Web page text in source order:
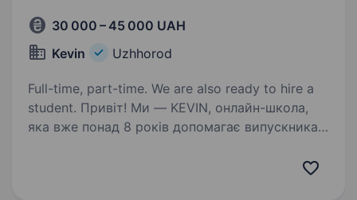
30 000 – 45 000 UAH
Kevin
Uzhhorod
Full-time, part-time. We are also ready to hire a
student. Привіт! Ми — KEVIN, онлайн-школа,
яка вже понад 8 років допомагає випускникам
до університетів мрії. Ми віримо, що якісна